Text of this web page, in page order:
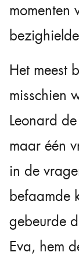
momenten
Het meest
misschien
Leonard
maar één
in de
befaamde
gebeurde
Eva, hem